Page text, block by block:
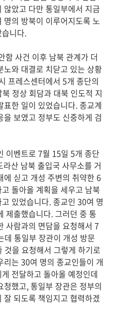
았고 다만 통일부에서 지금
의 방북이 이루어지도록 노
니다.
사건 이후 남북 관계가 더
와 대결로 치닫고 있는 상황
프레스센터에서 5개 종단의
정상 회담과 대북 인도적 지
한 일이 있었습니다. 종교계
보였고 정부도 신중하게 검
이벤트로 7월 15일 5개 종단
산 남북 출입국 사무소를 거
싣고 개성 주변의 취약한 6
돌아올 계획을 세우고 남북
있었습니다. 종교인 30여 명
제출했습니다. 그러던 중 통
사람과의 면담을 요청해서 7
통일부 장관이 개성 방문
것을 요청해서 그렇게 하기로
리는 30여 명의 종교인들이 개
전달하고 돌아올 예정인데
했고, 통일부 장관은 정부의
되도록 책임지고 협력하겠